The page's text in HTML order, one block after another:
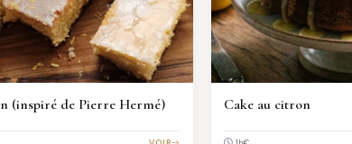
(inspiré de Pierre Hermé) Cake au citron